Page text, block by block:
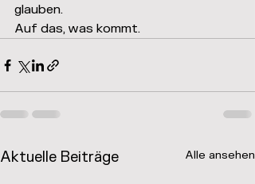
glauben.
Auf das, was kommt.
Aktuelle Beiträge Alle ansehen